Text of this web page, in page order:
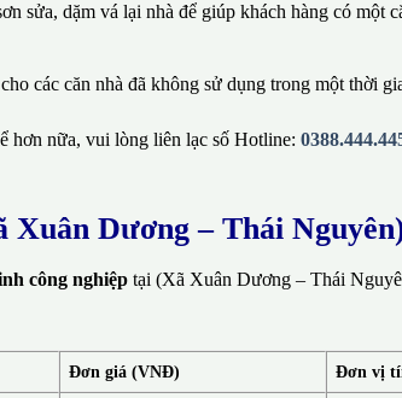
sửa, dặm vá lại nhà để giúp khách hàng có một
các căn nhà đã không sử dụng trong một thời
hơn nữa, vui lòng liên lạc số Hotline:
Xuân Dương – Thái
công nghiệp tại (Xã Xuân Dương – Thái
Đơn giá (VNĐ) Đơn vị